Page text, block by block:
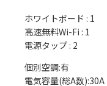
ホワイトボード : 1
高速無料Wi-Fi : 1
電源タップ : 2
個別空調:有
電気容量(総A数):30A